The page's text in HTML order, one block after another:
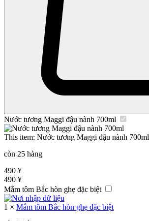
Nước tương Maggi đậu nành 700ml
This item: Nước tương Maggi đậu nành 700ml
còn 25 hàng
490 ¥
490 ¥
Mắm tôm Bắc hòn ghẹ đặc biệt
1 × Mắm tôm Bắc hòn ghẹ đặc biệt